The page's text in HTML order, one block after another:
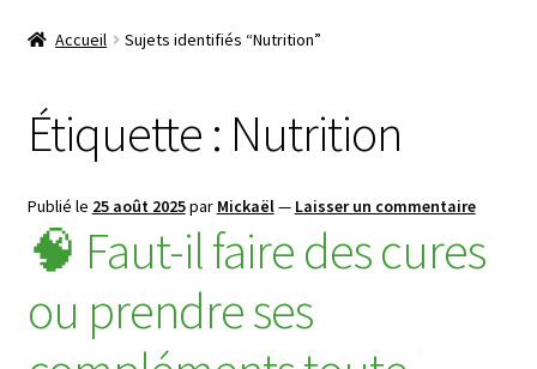
navigation
🧴Zeitgard
enfant
💄Make-up
le
menu
🦠MicroSilver
Ouvrir
🍎 Santé & Nutrition
Accueil Sujets identifiés “Nutrition”
Étiquette : Nutrition
Publié le 25 août 2025par Mickaël— Laisser un commentaire
🧠 Faut-il faire des cures
ou prendre ses